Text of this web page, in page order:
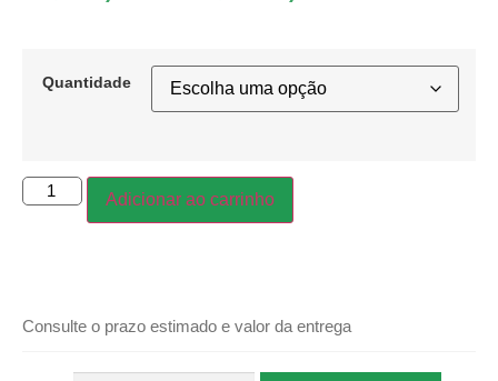
Quantidade
Adicionar ao carrinho
Consulte o prazo estimado e valor da entrega